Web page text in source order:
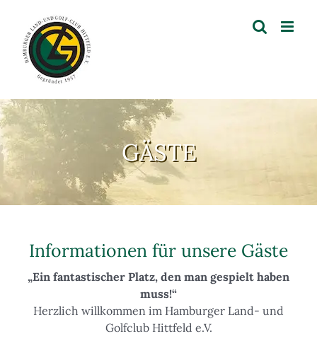
springen
GÄSTE
Informationen für unsere Gäste
„Ein fantastischer Platz, den man gespielt haben
muss!“
Herzlich willkommen im Hamburger Land- und
Golfclub Hittfeld e.V.